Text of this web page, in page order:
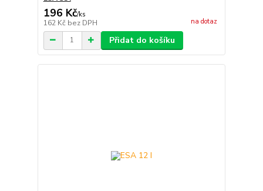
196 Kč/ks
162 Kč bez DPH na dotaz
Přidat do košíku